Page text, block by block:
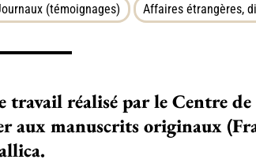
(témoignages) Affaires étrangères,
tra­­­­vail réa­­­­lisé par le Centre
aux manus­­­crits ori­­­­gi­­­­naux